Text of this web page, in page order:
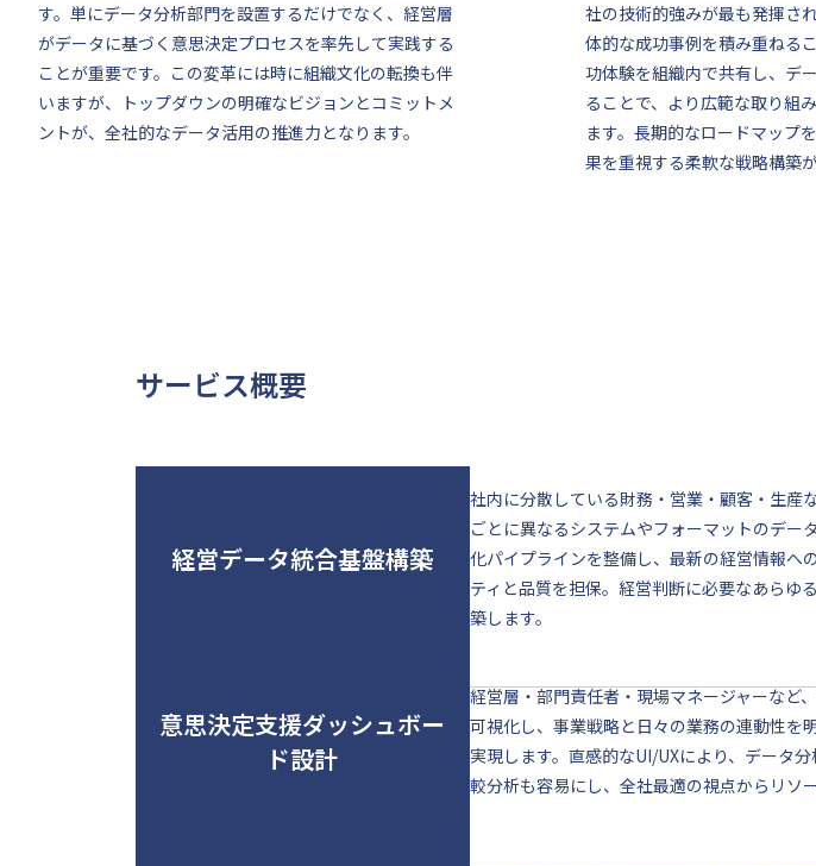
す。単にデータ分析部門を設置するだけでなく、経営層
がデータに基づく意思決定プロセスを率先して実践する
ことが重要です。この変革には時に組織文化の転換も伴
いますが、トップダウンの明確なビジョンとコミットメ
ントが、全社的なデータ活用の推進力となります。
社の技術的強みが最も発揮さ
体的な成功事例を積み重ねる
功体験を組織内で共有し、デ
ることで、より広範な取り組
ます。長期的なロードマップ
果を重視する柔軟な戦略構築
サービス概要
経営データ統合基盤構築
社内に分散している財務・営業・顧客・生産
ごとに異なるシステムやフォーマットのデ
化パイプラインを整備し、最新の経営情報へ
ティと品質を担保。経営判断に必要なあらゆ
築します。
意思決定支援ダッシュボー
ド設計
経営層・部門責任者・現場マネージャーなど
可視化し、事業戦略と日々の業務の連動性を
実現します。直感的なUI/UXにより、データ
較分析も容易にし、全社最適の視点からリソ